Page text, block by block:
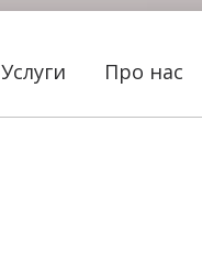
Услуги Про нас